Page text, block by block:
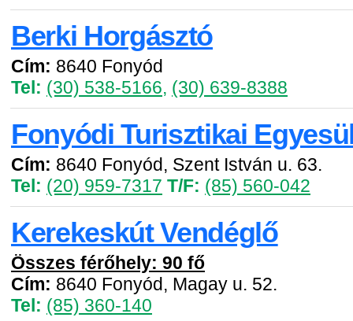
Berki Horgásztó
Cím: 8640 Fonyód
Tel: (30) 538-5166, (30) 639-8388
Fonyódi Turisztikai
Cím: 8640 Fonyód, Szent István u. 63.
Tel: (20) 959-7317 T/F: (85) 560-042
Kerekeskút Vendéglő
Összes férőhely: 90 fő
Cím: 8640 Fonyód, Magay u. 52.
Tel: (85) 360-140